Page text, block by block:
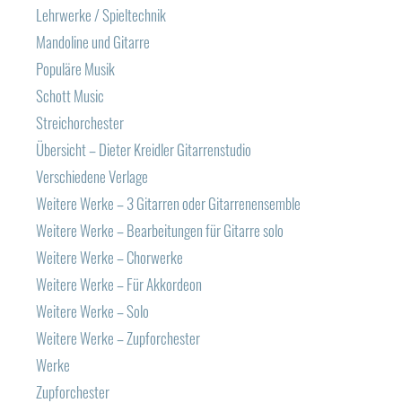
Lehrwerke / Spieltechnik
Mandoline und Gitarre
Populäre Musik
Schott Music
Streichorchester
Übersicht – Dieter Kreidler Gitarrenstudio
Verschiedene Verlage
Weitere Werke – 3 Gitarren oder Gitarrenensemble
Weitere Werke – Bearbeitungen für Gitarre solo
Weitere Werke – Chorwerke
Weitere Werke – Für Akkordeon
Weitere Werke – Solo
Weitere Werke – Zupforchester
Werke
Zupforchester